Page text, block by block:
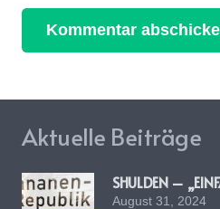
Kommentar
Aktuelle Beiträge
SHULDEN –
August 31, 2024